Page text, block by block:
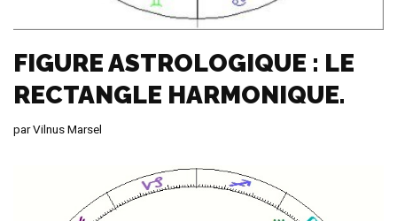
FIGURE ASTROLOGIQUE : LE
RECTANGLE HARMONIQUE.
parVilnus Marsel